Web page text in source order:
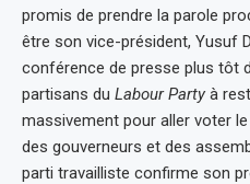
promis de prendre la parole
être son vice-président, Yusuf
conférence de presse plus tôt
partisans du Labour Partyà
massivement pour aller voter
des gouverneurs et des
parti travailliste confirme son